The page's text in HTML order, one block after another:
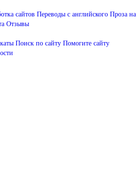
сайтов Переводы с английского Проза на
Отзывы
Поиск по сайту Помогите сайту